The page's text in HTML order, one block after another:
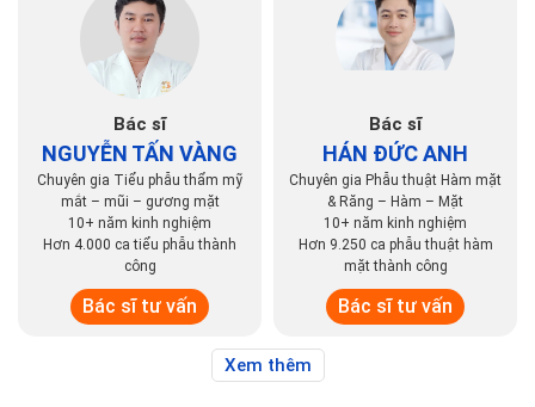
Bác sĩ
NGUYỄN TẤN VÀNG
Chuyên gia Tiểu phẫu thẩm mỹ
mắt – mũi – gương mặt
10+ năm kinh nghiệm
Hơn 4.000 ca tiểu phẫu thành
công
Bác sĩ tư vấn
Bác sĩ
HÁN ĐỨC ANH
Chuyên gia Phẫu thuật Hàm mặt
& Răng – Hàm – Mặt
10+ năm kinh nghiệm
Hơn 9.250 ca phẫu thuật hàm
mặt thành công
Bác sĩ tư vấn
Xem thêm